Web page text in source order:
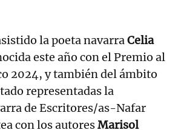
la poeta navarraCelia
este año con el Premio al
2024, y también del ámbito
representadas la
de Escritores/as-Nafar
con los autoresMarisol